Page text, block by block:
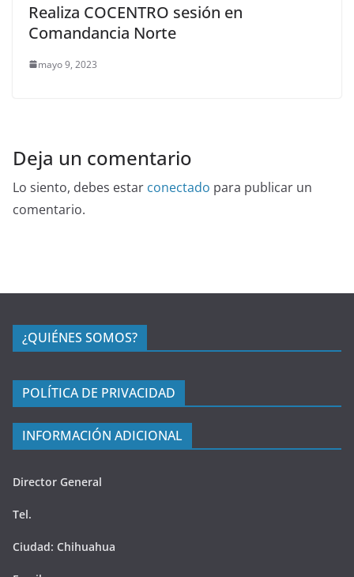
Realiza COCENTRO sesión en
Comandancia Norte
mayo 9, 2023
Deja un comentario
Lo siento, debes estar conectado para publicar un
comentario.
¿QUIÉNES SOMOS?
POLÍTICA DE PRIVACIDAD
INFORMACIÓN ADICIONAL
Director General
Tel.
Ciudad: Chihuahua